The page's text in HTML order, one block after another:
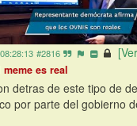
#2816
meme es real
detras de este tipo de
por parte del gobierno